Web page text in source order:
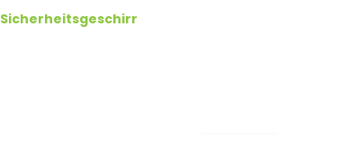
Sicherheitsgeschirr